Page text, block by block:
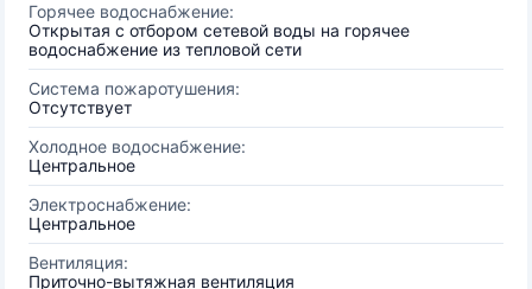
Горячее водоснабжение:
Открытая с отбором сетевой воды на горячее
водоснабжение из тепловой сети
Система пожаротушения:
Отсутствует
Холодное водоснабжение:
Центральное
Электроснабжение:
Центральное
Вентиляция:
Приточно-вытяжная вентиляция